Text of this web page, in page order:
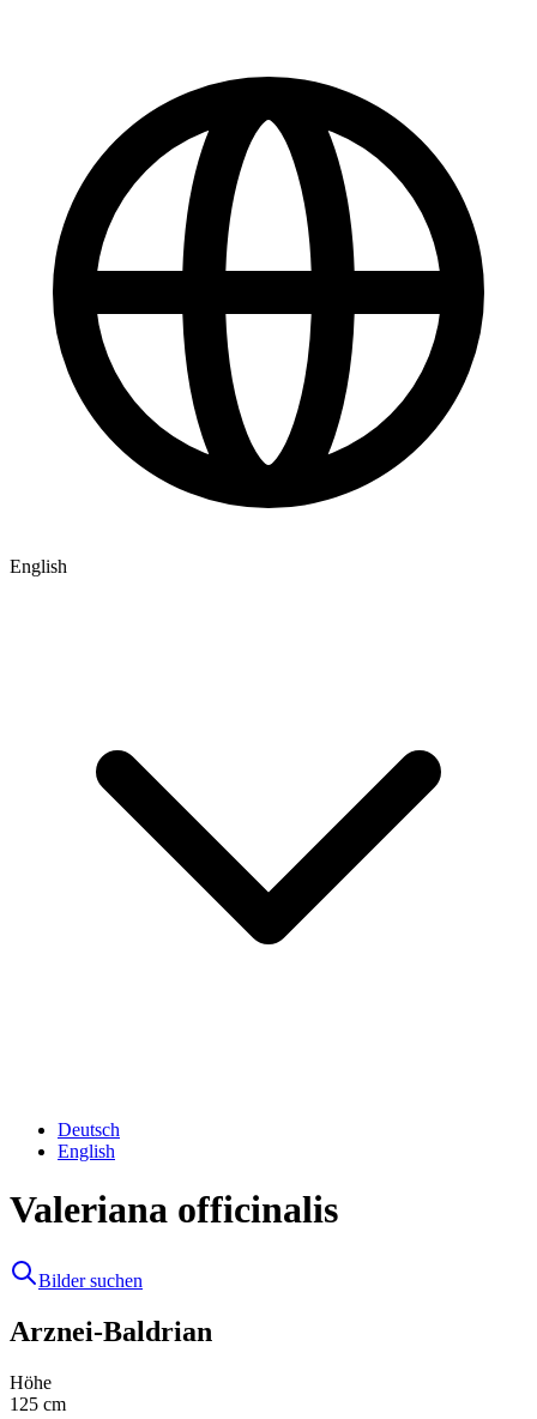
English
Deutsch
English
Valeriana officinalis
Bilder suchen
Arznei-Baldrian
Höhe
125 cm